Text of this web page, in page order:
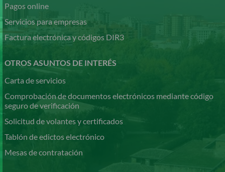
Pagos online
Servicios para empresas
Factura electrónica y códigos DIR3
OTROS ASUNTOS DE INTERÉS
Carta de servicios
Comprobación de documentos electrónicos mediante código
seguro de verificación
Solicitud de volantes y certificados
Tablón de edictos electrónico
Mesas de contratación